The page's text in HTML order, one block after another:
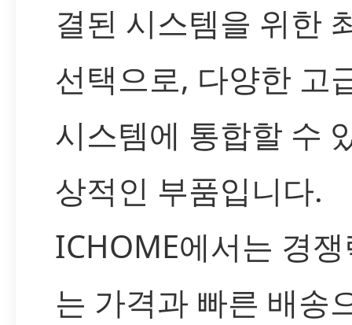
결된 시스템을 위한
선택으로, 다양한 고
시스템에 통합할 수
상적인 부품입니다.
ICHOME에서는 경
는 가격과 빠른 배송